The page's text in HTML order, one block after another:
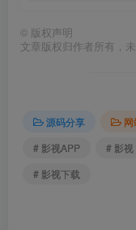
© 版权声明
文章版权归作者所有，
源码分享
# 影视APP
# 影视
# 影视下载